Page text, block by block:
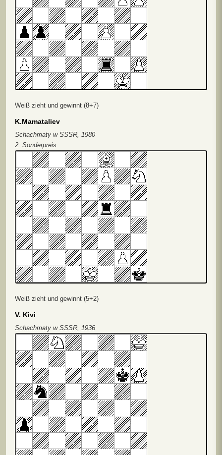
Weiß zieht und gewinnt (8+7)
K.Mamataliev
Schachmaty w SSSR, 1980
2. Sonderpreis
Weiß zieht und gewinnt (5+2)
V. Kivi
Schachmaty w SSSR, 1936